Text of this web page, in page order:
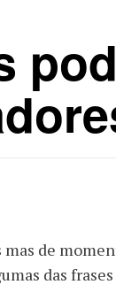
de
das